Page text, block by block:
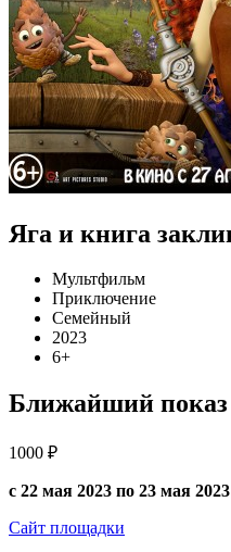
Яга и книга
Мультфильм
Приключение
Семейный
2023
6+
Ближайший показ
1000 ₽
с 22 мая 2023 по 23 мая 2023
Сайт площадки